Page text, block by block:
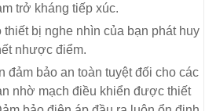
trở kháng tiếp xúc.
bị nghe nhìn của bạn phát huy
nhược điểm.
đảm bảo an toàn tuyệt đối cho các
nhờ mạch điều khiển được thiết